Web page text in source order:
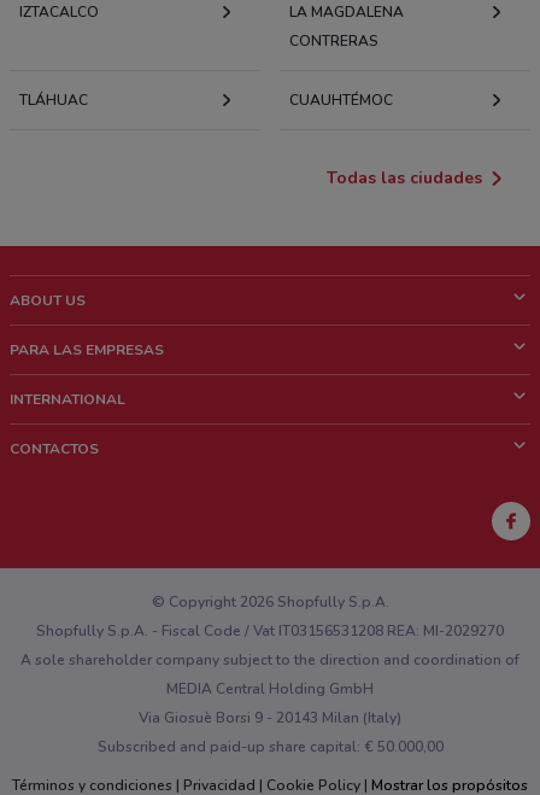
IZTACALCO
LA MAGDALENA
CONTRERAS
TLÁHUAC CUAUHTÉMOC
Todas las ciudades
ABOUT US
¿Quiénes Somos?
Trabaja con nosotros
PARA LAS EMPRESAS
Contacto comercial
INTERNATIONAL
CONTACTOS
¿Encontraste un problema en la web o en la aplicación?
© Copyright 2026 Shopfully S.p.A.
Shopfully S.p.A. - Fiscal Code / Vat IT03156531208 REA: MI-2029270
A sole shareholder company subject to the direction and coordination of
MEDIA Central Holding GmbH
Via Giosuè Borsi 9 - 20143 Milan (Italy)
Subscribed and paid-up share capital: € 50.000,00
Términos y condiciones
Privacidad Cookie Policy Mostrar los propósitos